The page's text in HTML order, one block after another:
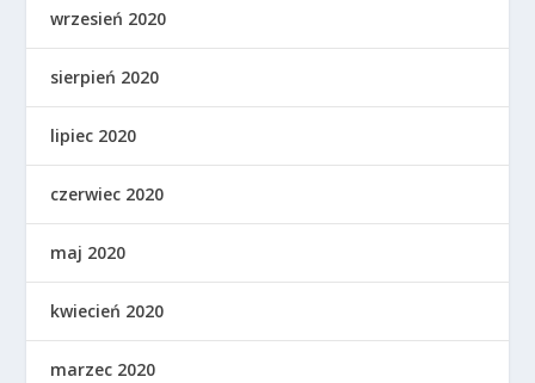
wrzesień 2020
sierpień 2020
lipiec 2020
czerwiec 2020
maj 2020
kwiecień 2020
marzec 2020